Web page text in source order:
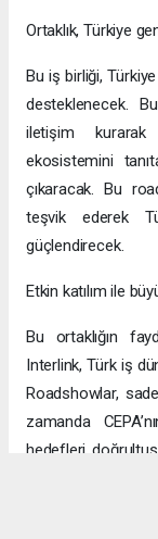
Ortaklık, Türkiye
Bu iş birliği,
desteklenecek.
iletişim kurarak
ekosistemini
çıkaracak. Bu
teşvik ederek
güçlendirecek.
Etkin katılım ile
Bu ortaklığın
Interlink, Türk iş
Roadshowlar,
zamanda
hedefleri